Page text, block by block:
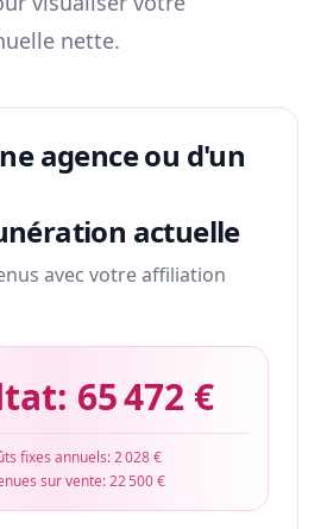
nette.
agence ou d'un
actuelle
avec votre affiliation
65 472 €
fixes annuels:2 028 €
sur vente:22 500 €